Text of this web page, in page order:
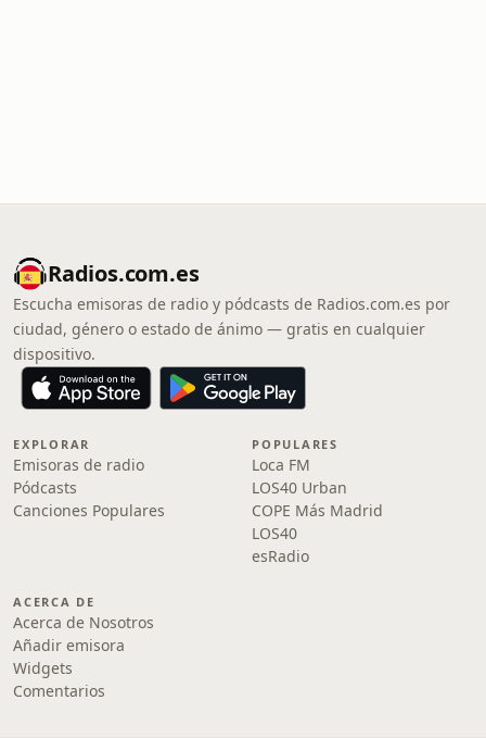
Radios.com.es
Escucha emisoras de radio y pódcasts de Radios.com.es por
ciudad, género o estado de ánimo — gratis en cualquier
dispositivo.
EXPLORAR
Emisoras de radio
Pódcasts
Canciones Populares
POPULARES
Loca FM
LOS40 Urban
COPE Más Madrid
LOS40
esRadio
ACERCA DE
Acerca de Nosotros
Añadir emisora
Widgets
Comentarios